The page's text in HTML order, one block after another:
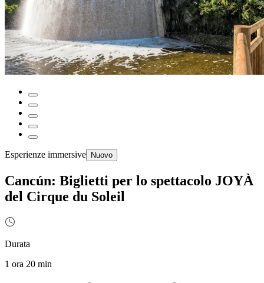
Esperienze immersive Nuovo
Cancún: Biglietti per lo spettacolo JOYÀ
del Cirque du Soleil
Durata
1 ora 20 min